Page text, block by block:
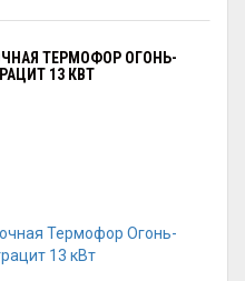
ТЕРМОФОР ОГОНЬ-
13 КВТ